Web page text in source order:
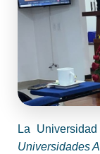
La
Universidades